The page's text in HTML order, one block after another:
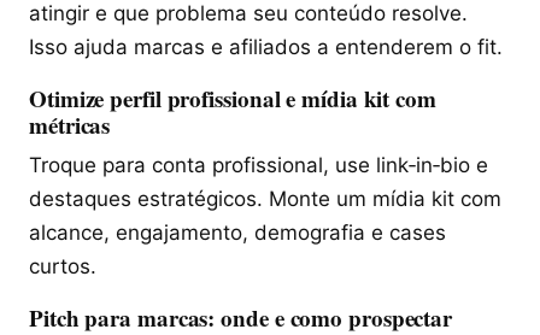
atingir e que problema seu conteúdo resolve.
Isso ajuda marcas e afiliados a entenderem o fit.
Otimize perfil profissional e mídia kit com
métricas
Troque para conta profissional, use link‑in‑bio e
destaques estratégicos. Monte um mídia kit com
alcance, engajamento, demografia e cases
curtos.
Pitch para marcas: onde e como prospectar